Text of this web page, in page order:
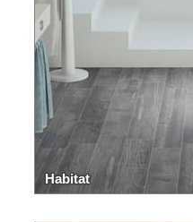
Habitat